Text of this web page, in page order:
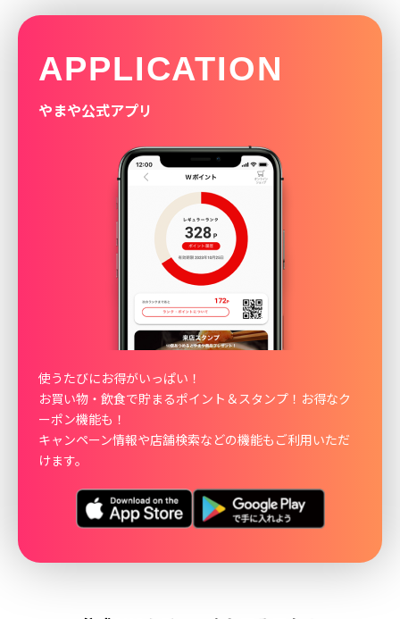
APPLICATION
やまや公式アプリ
使うたびにお得がいっぱい！
お買い物・飲食で貯まるポイント＆スタンプ！お得なク
ーポン機能も！
キャンペーン情報や店舗検索などの機能もご利用いただ
けます。